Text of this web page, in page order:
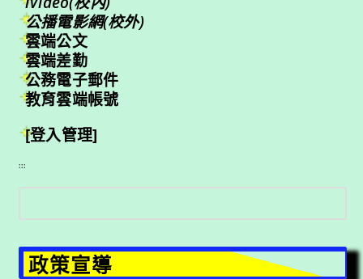
公播電影網(校外)
雲端公文
雲端差勤
公務電子郵件
教育雲端帳號
[登入管理]
:::
搜
尋
政策宣導